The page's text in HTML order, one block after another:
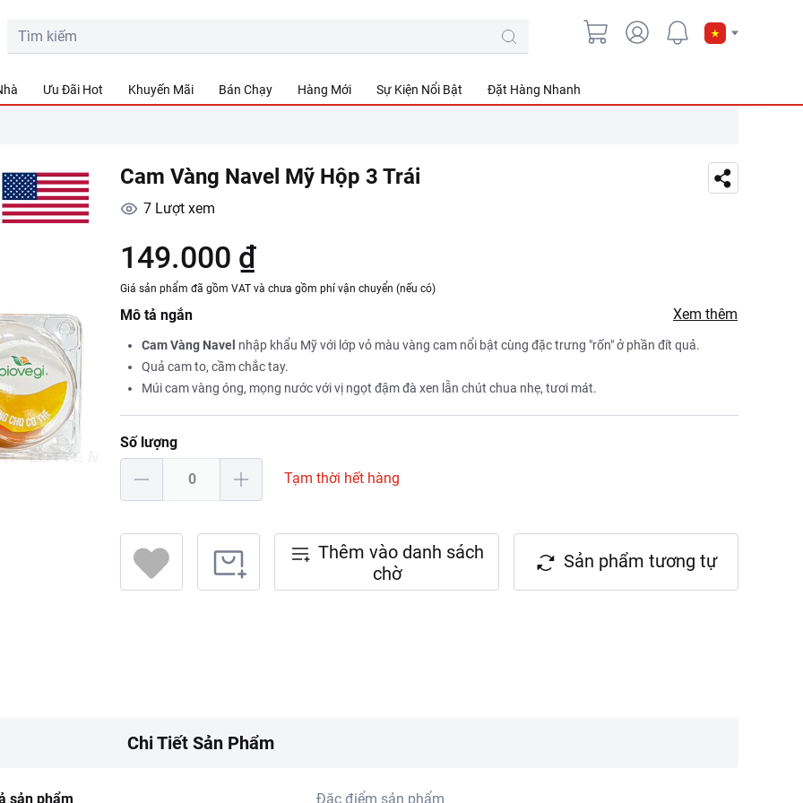
Ưu Đãi Hot Khuyến Mãi Bán Chạy Hàng Mới Sự Kiện Nổi Bật Đặt Hàng Nhanh
Cam Vàng Navel Mỹ Hộp 3 Trái
7 Lượt xem
149.000 ₫
Giá sản phẩm đã gồm VAT và chưa gồm phí vận chuyển (nếu có)
Mô tả ngắn Xem thêm
Cam Vàng Navel nhập khẩu Mỹ với lớp vỏ màu vàng cam nổi bật cùng đặc trưng "rốn" ở phần đít quả.
Quả cam to, cầm chắc tay.
Múi cam vàng óng, mọng nước với vị ngọt đậm đà xen lẫn chút chua nhẹ, tươi mát.
Số lượng
Tạm thời hết hàng
Thêm vào danh sách
chờ
Sản phẩm tương tự
Chi Tiết Sản Phẩm
sản phẩm Đặc điểm sản phẩm